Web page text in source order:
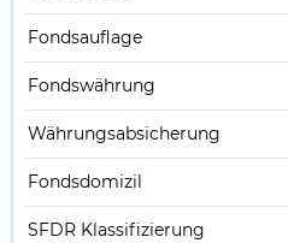
Fonds­auflage
Fonds­währung
Währungsabsicherung
Fondsdomizil
SFDR Klassifizierung